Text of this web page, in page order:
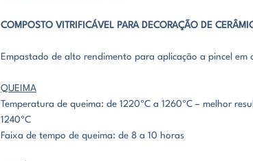
COMPOSTO VITRIFICÁVEL PARA DECORAÇÃO DE
Empastado de alto rendimento para aplicação a pincel em
QUEIMA
Temperatura de queima: de 1220ºC a 1260ºC – melhor
1240ºC
Faixa de tempo de queima: de 8 a 10 horas